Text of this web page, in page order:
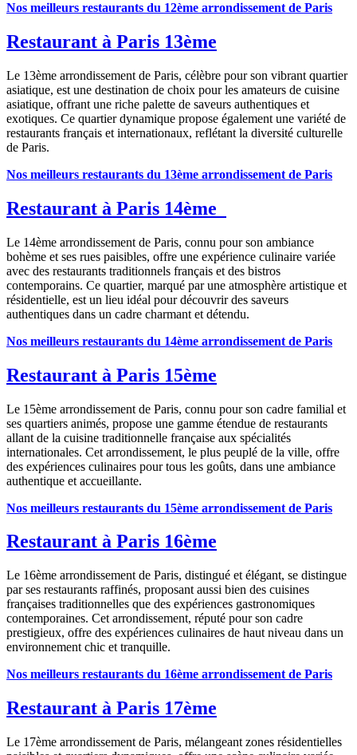
Nos meilleurs restaurants du 12ème arrondissement de Paris
Restaurant à Paris 13ème
Le 13ème arrondissement de Paris, célèbre pour son vibrant quartier
asiatique, est une destination de choix pour les amateurs de cuisine
asiatique, offrant une riche palette de saveurs authentiques et
exotiques. Ce quartier dynamique propose également une variété de
restaurants français et internationaux, reflétant la diversité culturelle
de Paris.
Nos meilleurs restaurants du 13ème arrondissement de Paris
Restaurant à Paris 14ème
Le 14ème arrondissement de Paris, connu pour son ambiance
bohème et ses rues paisibles, offre une expérience culinaire variée
avec des restaurants traditionnels français et des bistros
contemporains. Ce quartier, marqué par une atmosphère artistique et
résidentielle, est un lieu idéal pour découvrir des saveurs
authentiques dans un cadre charmant et détendu.
Nos meilleurs restaurants du 14ème arrondissement de Paris
Restaurant à Paris 15ème
Le 15ème arrondissement de Paris, connu pour son cadre familial et
ses quartiers animés, propose une gamme étendue de restaurants
allant de la cuisine traditionnelle française aux spécialités
internationales. Cet arrondissement, le plus peuplé de la ville, offre
des expériences culinaires pour tous les goûts, dans une ambiance
authentique et accueillante.
Nos meilleurs restaurants du 15ème arrondissement de Paris
Restaurant à Paris 16ème
Le 16ème arrondissement de Paris, distingué et élégant, se distingue
par ses restaurants raffinés, proposant aussi bien des cuisines
françaises traditionnelles que des expériences gastronomiques
contemporaines. Cet arrondissement, réputé pour son cadre
prestigieux, offre des expériences culinaires de haut niveau dans un
environnement chic et tranquille.
Nos meilleurs restaurants du 16ème arrondissement de Paris
Restaurant à Paris 17ème
Le 17ème arrondissement de Paris, mélangeant zones résidentielles